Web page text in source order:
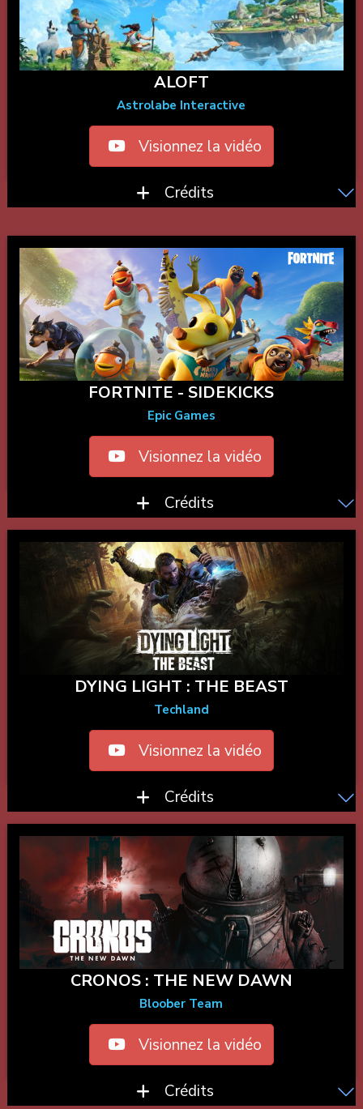
ALOFT
Astrolabe Interactive
Visionnez la vidéo
Crédits
FORTNITE - SIDEKICKS
Epic Games
Visionnez la vidéo
Crédits
DYING LIGHT : THE BEAST
Techland
Visionnez la vidéo
Crédits
CRONOS : THE NEW DAWN
Bloober Team
Visionnez la vidéo
Crédits